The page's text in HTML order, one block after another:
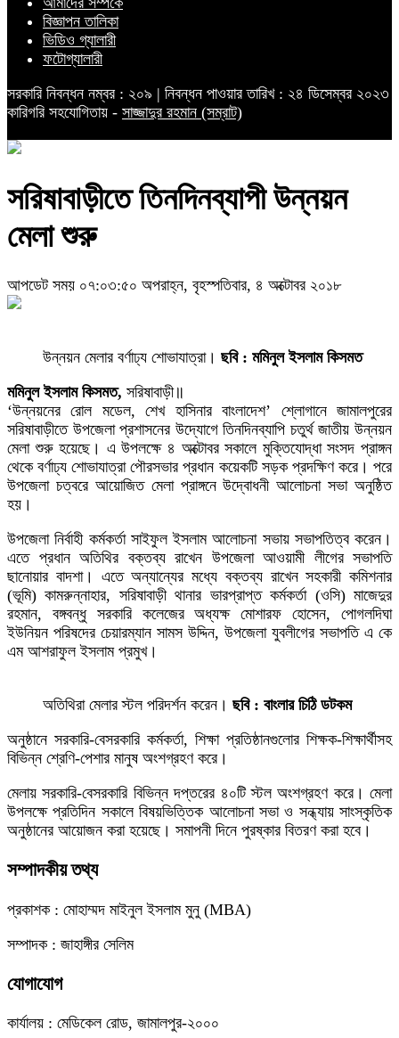
বিজ্ঞাপন তালিকা
ভিডিও গ্যালারী
ফটোগ্যালারী
সরকারি নিবন্ধন নম্বর : ২০৯ | নিবন্ধন পাওয়ার তারিখ : ২৪ ডিসেম্বর ২০২৩
কারিগরি সহযোগিতায় - সাজ্জাদুর রহমান (সম্রাট)
সরিষাবাড়ীতে তিনদিনব্যাপী উন্নয়ন
মেলা শুরু
আপডেট সময় ০৭:০৩:৫০ অপরাহ্ন, বৃহস্পতিবার, ৪ অক্টোবর ২০১৮
উন্নয়ন মেলার বর্ণাঢ্য শোভাযাত্রা। ছবি : মমিনুল ইসলাম কিসমত
মমিনুল ইসলাম কিসমত, সরিষাবাড়ী॥
‘উন্নয়নের রোল মডেল, শেখ হাসিনার বাংলাদেশ’ শ্লোগানে জামালপুরের
সরিষাবাড়ীতে উপজেলা প্রশাসনের উদ্যোগে তিনদিনব্যাপি চতুর্থ জাতীয় উন্নয়ন
মেলা শুরু হয়েছে। এ উপলক্ষে ৪ অক্টোবর সকালে মুক্তিযোদ্ধা সংসদ প্রাঙ্গন
থেকে বর্ণাঢ্য শোভাযাত্রা পৌরসভার প্রধান কয়েকটি সড়ক প্রদক্ষিণ করে। পরে
উপজেলা চত্বরে আয়োজিত মেলা প্রাঙ্গনে উদ্বোধনী আলোচনা সভা অনুষ্ঠিত
হয়।
উপজেলা নির্বাহী কর্মকর্তা সাইফুল ইসলাম আলোচনা সভায় সভাপতিত্ব করেন।
এতে প্রধান অতিথির বক্তব্য রাখেন উপজেলা আওয়ামী লীগের সভাপতি
ছানোয়ার বাদশা। এতে অন্যান্যের মধ্যে বক্তব্য রাখেন সহকারী কমিশনার
(ভূমি) কামরুন্নাহার, সরিষাবাড়ী থানার ভারপ্রাপ্ত কর্মকর্তা (ওসি) মাজেদুর
রহমান, বঙ্গবন্ধু সরকারি কলেজের অধ্যক্ষ মোশারফ হোসেন, পোগলদিঘা
ইউনিয়ন পরিষদের চেয়ারম্যান সামস উদ্দিন, উপজেলা যুবলীগের সভাপতি এ কে
এম আশরাফুল ইসলাম প্রমুখ।
অতিথিরা মেলার স্টল পরিদর্শন করেন। ছবি : বাংলার চিঠি ডটকম
অনুষ্ঠানে সরকারি-বেসরকারি কর্মকর্তা, শিক্ষা প্রতিষ্ঠানগুলোর শিক্ষক-শিক্ষার্থীসহ
বিভিন্ন শ্রেণি-পেশার মানুষ অংশগ্রহণ করে।
মেলায় সরকারি-বেসরকারি বিভিন্ন দপ্তরের ৪০টি স্টল অংশগ্রহণ করে। মেলা
উপলক্ষে প্রতিদিন সকালে বিষয়ভিত্তিক আলোচনা সভা ও সন্ধ্যায় সাংস্কৃতিক
অনুষ্ঠানের আয়োজন করা হয়েছে। সমাপনী দিনে পুরষ্কার বিতরণ করা হবে।
সম্পাদকীয় তথ্য
প্রকাশক : মোহাম্মদ মাইনুল ইসলাম মুনু (MBA)
সম্পাদক : জাহাঙ্গীর সেলিম
যোগাযোগ
কার্যালয় : মেডিকেল রোড, জামালপুর-২০০০